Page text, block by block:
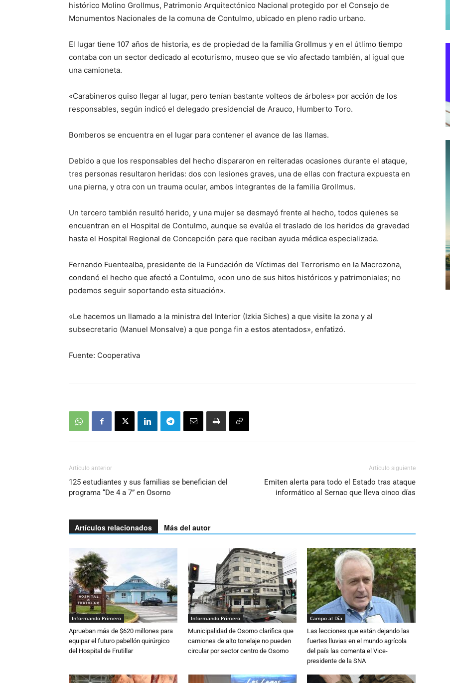
histórico Molino Grollmus, Patrimonio Arquitectónico Nacional protegido por el Consejo de
Monumentos Nacionales de la comuna de Contulmo, ubicado en pleno radio urbano.
El lugar tiene 107 años de historia, es de propiedad de la familia Grollmus y en el útlimo tiempo
contaba con un sector dedicado al ecoturismo, museo que se vio afectado también, al igual que
una camioneta.
«Carabineros quiso llegar al lugar, pero tenían bastante volteos de árboles» por acción de los
responsables, según indicó el delegado presidencial de Arauco, Humberto Toro.
Bomberos se encuentra en el lugar para contener el avance de las llamas.
Debido a que los responsables del hecho dispararon en reiteradas ocasiones durante el ataque,
tres personas resultaron heridas: dos con lesiones graves, una de ellas con fractura expuesta en
una pierna, y otra con un trauma ocular, ambos integrantes de la familia Grollmus.
Un tercero también resultó herido, y una mujer se desmayó frente al hecho, todos quienes se
encuentran en el Hospital de Contulmo, aunque se evalúa el traslado de los heridos de gravedad
hasta el Hospital Regional de Concepción para que reciban ayuda médica especializada.
Fernando Fuentealba, presidente de la Fundación de Víctimas del Terrorismo en la Macrozona,
condenó el hecho que afectó a Contulmo, «con uno de sus hitos históricos y patrimoniales; no
podemos seguir soportando esta situación».
«Le hacemos un llamado a la ministra del Interior (Izkia Siches) a que visite la zona y al
subsecretario (Manuel Monsalve) a que ponga fin a estos atentados», enfatizó.
Fuente: Cooperativa
Artículo anterior
125 estudiantes y sus familias se benefician del
programa “De 4 a 7” en Osorno
Artículo siguiente
Emiten alerta para todo el Estado tras ataque
informático al Sernac que lleva cinco días
Artículos relacionados Más del autor
Informando Primero
Aprueban más de $620 millones para
equipar el futuro pabellón quirúrgico
del Hospital de Frutillar
Informando Primero
Municipalidad de Osorno clarifica que
camiones de alto tonelaje no pueden
circular por sector centro de Osorno
Campo al Día
Las lecciones que están dejando las
fuertes lluvias en el mundo agrícola
del país las comenta el Vice-
presidente de la SNA